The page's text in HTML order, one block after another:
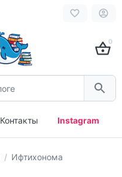
0
Контакты Instagram
Ифтихонома